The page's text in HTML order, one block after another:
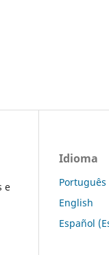
e
Idioma
Português
English
Español